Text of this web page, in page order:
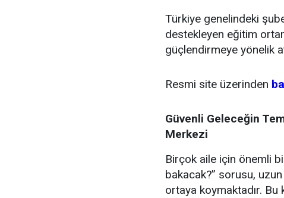
Türkiye genelindeki
destekleyen eğitim
güçlendirmeye yönelik
Resmi site üzerinden
Güvenli Geleceğin
Merkezi
Birçok aile için önemli
bakacak?” sorusu,
ortaya koymaktadır. Bu